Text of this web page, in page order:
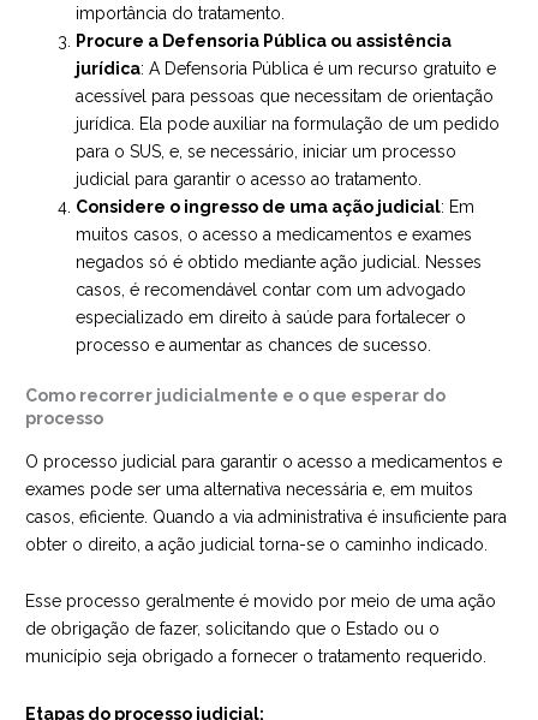
importância do tratamento.
Procure a Defensoria Pública ou assistência
jurídica: A Defensoria Pública é um recurso gratuito e
acessível para pessoas que necessitam de orientação
jurídica. Ela pode auxiliar na formulação de um pedido
para o SUS, e, se necessário, iniciar um processo
judicial para garantir o acesso ao tratamento.
Considere o ingresso de uma ação judicial: Em
muitos casos, o acesso a medicamentos e exames
negados só é obtido mediante ação judicial. Nesses
casos, é recomendável contar com um advogado
especializado em direito à saúde para fortalecer o
processo e aumentar as chances de sucesso.
Como recorrer judicialmente e o que esperar do
processo
O processo judicial para garantir o acesso a medicamentos e
exames pode ser uma alternativa necessária e, em muitos
casos, eficiente. Quando a via administrativa é insuficiente para
obter o direito, a ação judicial torna-se o caminho indicado.
Esse processo geralmente é movido por meio de uma ação
de obrigação de fazer, solicitando que o Estado ou o
município seja obrigado a fornecer o tratamento requerido.
Etapas do processo judicial: